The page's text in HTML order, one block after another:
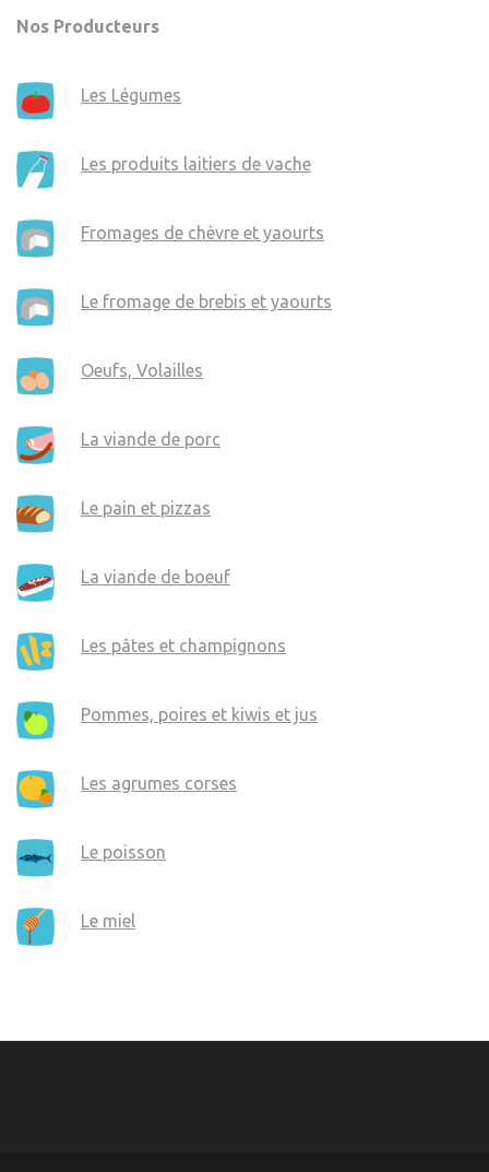
Nos Producteurs
Les Légumes
Les produits laitiers de vache
Fromages de chèvre et yaourts
Le fromage de brebis et yaourts
Oeufs, Volailles
La viande de porc
Le pain et pizzas
La viande de boeuf
Les pâtes et champignons
Pommes, poires et kiwis et jus
Les agrumes corses
Le poisson
Le miel